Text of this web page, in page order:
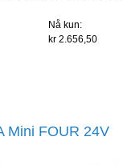
hvor det er liten plass.
Nå kun:
kr 2.656,50
Mini FOUR 24V